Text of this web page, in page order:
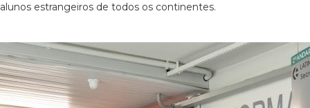
alunos estrangeiros de todos os continentes.